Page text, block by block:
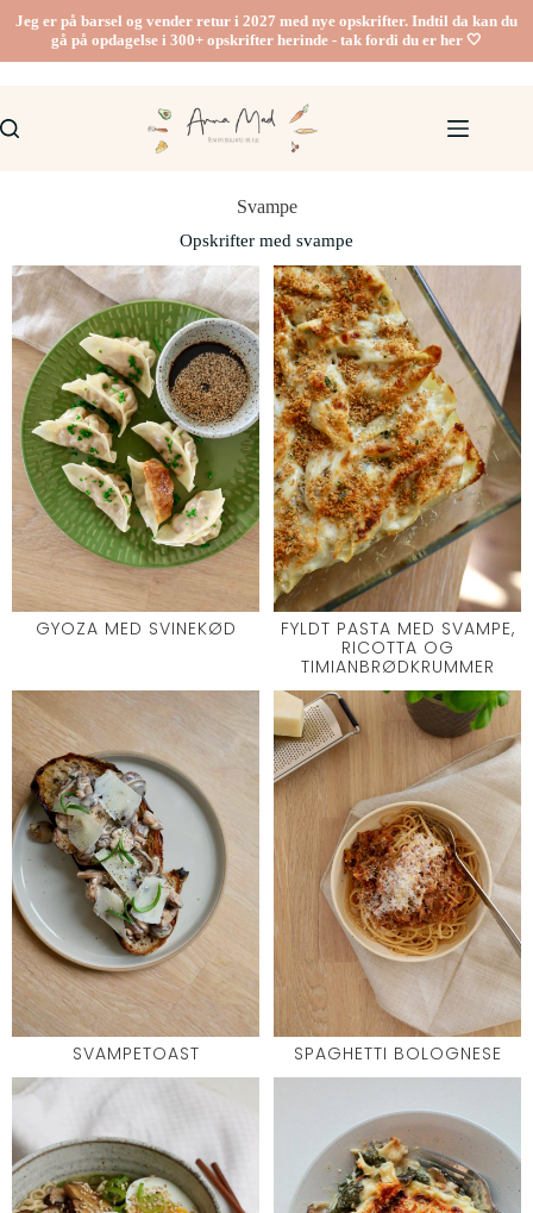
Jeg er på barsel og vender retur i 2027 med nye opskrifter. Indtil da kan du
gå på opdagelse i 300+ opskrifter herinde - tak fordi du er her 🤍
Svampe
Opskrifter med svampe
GYOZA MED SVINEKØD
FYLDT PASTA MED SVAMPE,
RICOTTA OG
TIMIANBRØDKRUMMER
SVAMPETOAST SPAGHETTI BOLOGNESE